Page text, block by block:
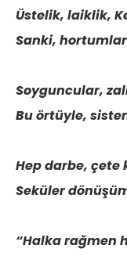
Üstelik, laiklik,
Sanki,
Soyguncular,
Bu örtüyle,
Hep darbe, çete
Seküler
“Halka rağmen